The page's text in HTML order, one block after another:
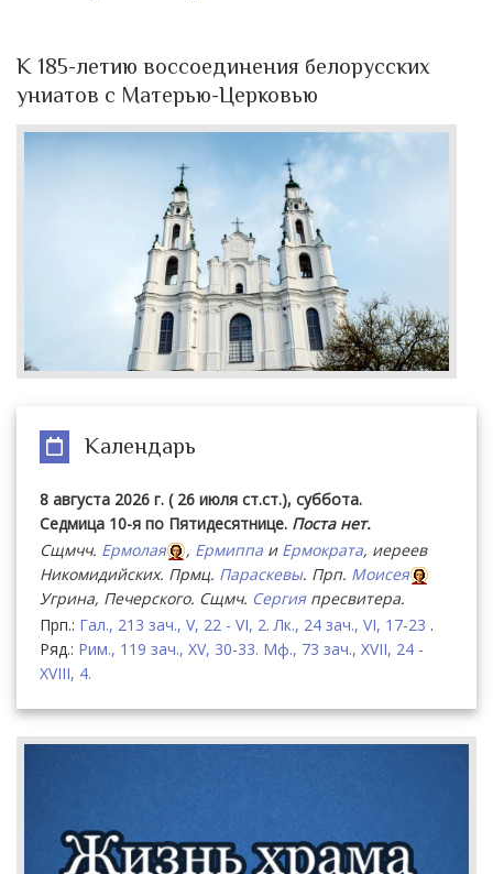
К 185-летию воссоединения белорусских
униатов с Матерью-Церковью
Календарь
8 августа 2026 г. ( 26 июля ст.ст.), суббота.
Седмица 10-я по Пятидесятнице. Поста нет.
Сщмчч. Ермолая , Ермиппа и Ермократа, иереев
Никомидийских. Прмц. Параскевы. Прп. Моисея
Угрина, Печерского. Сщмч. Сергияпресвитера.
Прп.: Гал., 213 зач., V, 22 - VI, 2. Лк., 24 зач., VI, 17-23 .
Ряд.: Рим., 119 зач., XV, 30-33. Мф., 73 зач., XVII, 24 -
XVIII, 4.